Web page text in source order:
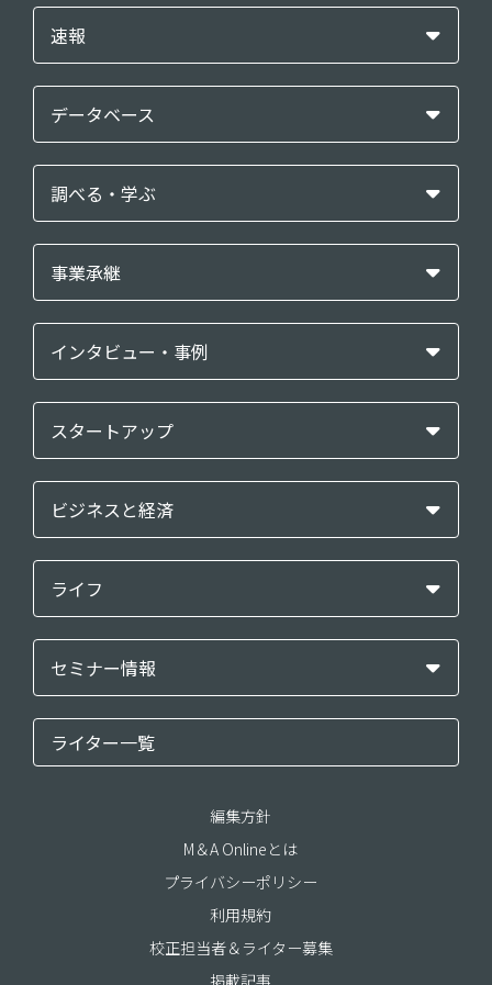
速報
データベース
調べる・学ぶ
事業承継
インタビュー・事例
スタートアップ
ビジネスと経済
ライフ
セミナー情報
ライター一覧
編集方針
M＆A Onlineとは
プライバシーポリシー
利用規約
校正担当者＆ライター募集